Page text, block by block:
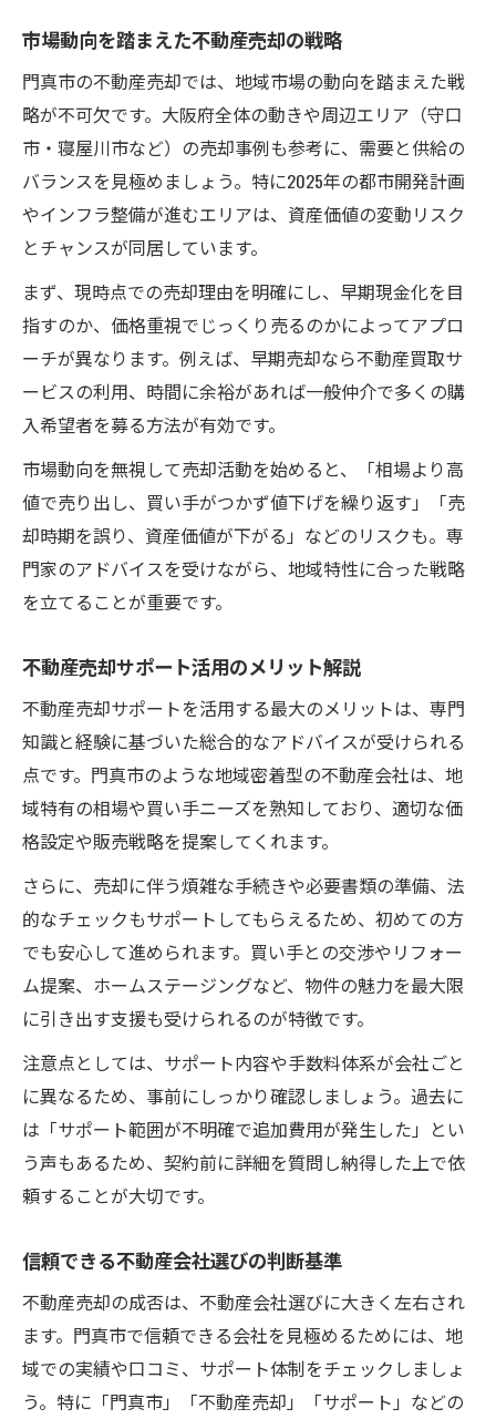
資産を守る売却ステップ完全ガイド
不動産売却の流れと各段階の注意点解説
資産価値を守る査定と価格設定のコツ
売却活動中に押さえるべき交渉ポイント
税金や手数料を理解した不動産売却の進め
市場動向を見極めた売却方法の選び方
不動産売却に適したタイミングの見極め方
市場動向を活かす不動産売却戦略の立て方
売却方法別のメリットとデメリット比較
複数査定活用による価格競争力の高め方
不動産売却後のリスクと対策ポイント
市場動向を踏まえた不動産売却の戦略
門真市の不動産売却では、地域市場の動向を踏まえた戦
略が不可欠です。大阪府全体の動きや周辺エリア（守口
市・寝屋川市など）の売却事例も参考に、需要と供給の
バランスを見極めましょう。特に2025年の都市開発計画
やインフラ整備が進むエリアは、資産価値の変動リスク
とチャンスが同居しています。
まず、現時点での売却理由を明確にし、早期現金化を目
指すのか、価格重視でじっくり売るのかによってアプロ
ーチが異なります。例えば、早期売却なら不動産買取サ
ービスの利用、時間に余裕があれば一般仲介で多くの購
入希望者を募る方法が有効です。
市場動向を無視して売却活動を始めると、「相場より高
値で売り出し、買い手がつかず値下げを繰り返す」「売
却時期を誤り、資産価値が下がる」などのリスクも。専
門家のアドバイスを受けながら、地域特性に合った戦略
を立てることが重要です。
不動産売却サポート活用のメリット解説
不動産売却サポートを活用する最大のメリットは、専門
知識と経験に基づいた総合的なアドバイスが受けられる
点です。門真市のような地域密着型の不動産会社は、地
域特有の相場や買い手ニーズを熟知しており、適切な価
格設定や販売戦略を提案してくれます。
さらに、売却に伴う煩雑な手続きや必要書類の準備、法
的なチェックもサポートしてもらえるため、初めての方
でも安心して進められます。買い手との交渉やリフォー
ム提案、ホームステージングなど、物件の魅力を最大限
に引き出す支援も受けられるのが特徴です。
注意点としては、サポート内容や手数料体系が会社ごと
に異なるため、事前にしっかり確認しましょう。過去に
は「サポート範囲が不明確で追加費用が発生した」とい
う声もあるため、契約前に詳細を質問し納得した上で依
頼することが大切です。
信頼できる不動産会社選びの判断基準
不動産売却の成否は、不動産会社選びに大きく左右され
ます。門真市で信頼できる会社を見極めるためには、地
域での実績や口コミ、サポート体制をチェックしましょ
う。特に「門真市」「不動産売却」「サポート」などの